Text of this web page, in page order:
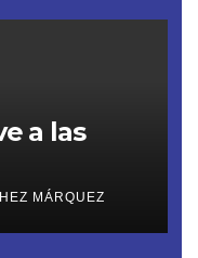
a las
del
la
MÁRQUEZ